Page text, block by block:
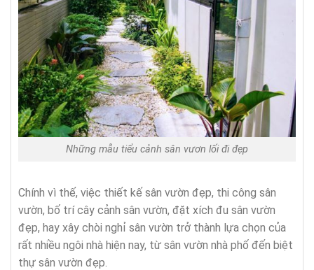
Những mẫu tiểu cảnh sân vươn lối đi đẹp
Chính vì thế, việc thiết kế sân vườn đẹp, thi công sân
vườn, bố trí cây cảnh sân vườn, đặt xích đu sân vườn
đẹp, hay xây chòi nghỉ sân vườn trở thành lựa chọn của
rất nhiều ngôi nhà hiện nay, từ sân vườn nhà phố đến biệt
thự sân vườn đẹp.